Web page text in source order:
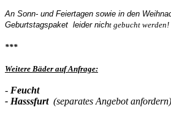
An Sonn- und Feiertagen sowie in den
Geburtstagspaket leider nicht gebucht werden!
***
Weitere Bäder auf Anfrage:
- Feucht
- Hasssfurt (separates Angebot anfordern)